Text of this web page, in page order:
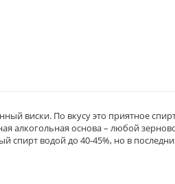
виски. По вкусу это приятное
алкогольная основа – любой
спирт водой до 40-45%, но в